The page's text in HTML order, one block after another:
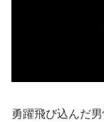
勇躍飛び込んだ